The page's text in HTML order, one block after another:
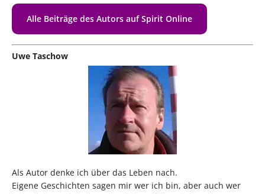
Alle Beiträge des Autors auf Spirit Online
Uwe Taschow
Als Autor denke ich über das Leben nach.
Eigene Geschichten sagen mir wer ich bin, aber auch wer